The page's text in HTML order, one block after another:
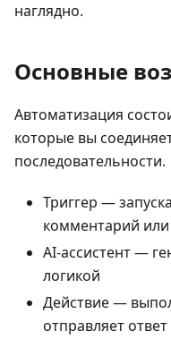
наглядно.
Основные
Автоматизация
которые вы
последовательности.
Триггер —
комментарий
AI-ассистент —
логикой
Действие —
отправляет